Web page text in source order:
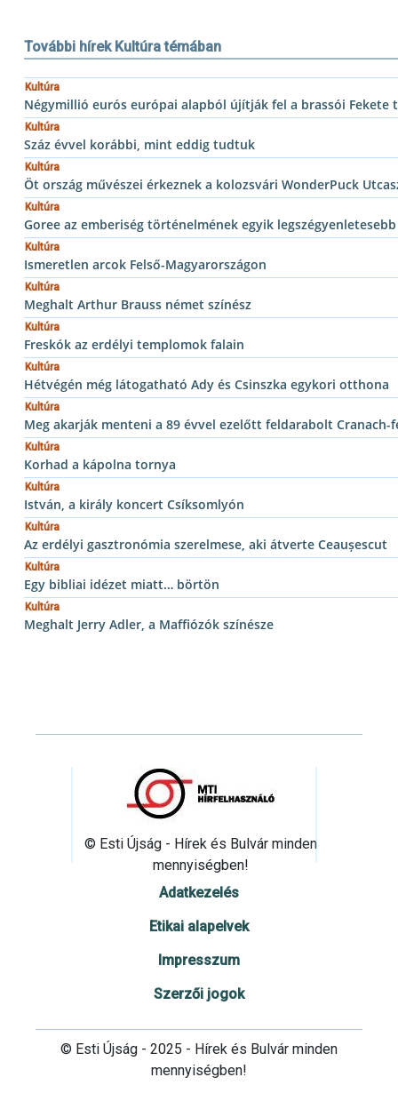
További hírek Kultúra témában
Kultúra
Négymillió eurós európai alapból újítják fel a brassói Fekete
Kultúra
Száz évvel korábbi, mint eddig tudtuk
Kultúra
Öt ország művészei érkeznek a kolozsvári WonderPuck
Kultúra
Goree az emberiség történelmének egyik
Kultúra
Ismeretlen arcok Felső-Magyarországon
Kultúra
Meghalt Arthur Brauss német színész
Kultúra
Freskók az erdélyi templomok falain
Kultúra
Hétvégén még látogatható Ady és Csinszka egykori otthona
Kultúra
Meg akarják menteni a 89 évvel ezelőtt feldarabolt Cranach-
Kultúra
Korhad a kápolna tornya
Kultúra
István, a király koncert Csíksomlyón
Kultúra
Az erdélyi gasztronómia szerelmese, aki átverte Ceaușescut
Kultúra
Egy bibliai idézet miatt… börtön
Kultúra
Meghalt Jerry Adler, a Maffiózók színésze
© Esti Újság - Hírek és Bulvár minden
mennyiségben!
Adatkezelés
Etikai alapelvek
Impresszum
Szerzői jogok
© Esti Újság - 2025 - Hírek és Bulvár minden
mennyiségben!